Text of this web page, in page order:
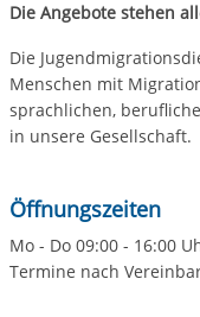
Die Angebote stehen
Die
Menschen mit
sprachlichen,
in unsere Gesellschaft.
Öffnungszeiten
Mo - Do 09:00 - 16:00
Termine nach